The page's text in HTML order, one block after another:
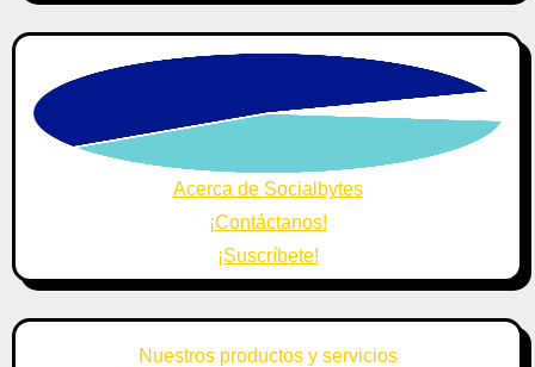
Acerca de Socialbytes
¡Contáctanos!
¡Suscríbete!
Nuestros productos y servicios